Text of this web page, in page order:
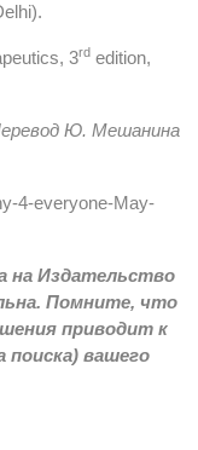
3rd edition,
Ю. Мешанина
4-everyone-May-
на Издательство
Помните, что
приводит к
поиска) вашего